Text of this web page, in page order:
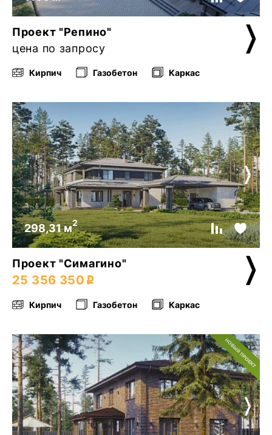
Проект "Репино"
цена по запросу
Кирпич Газобетон Каркас
298,31 м2
Проект "Симагино"
25 356 350
Кирпич Газобетон Каркас